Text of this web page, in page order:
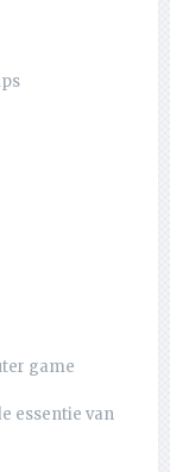
game
essentie van